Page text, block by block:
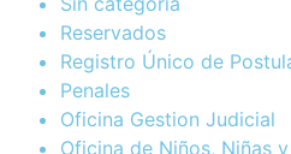
Reservados
Registro Único de
Penales
Oficina Gestion Judicial
Oficina de Niños, Niñas